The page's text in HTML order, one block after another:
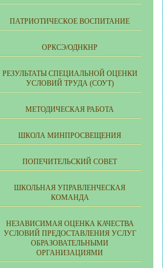
ПАТРИОТИЧЕСКОЕ ВОСПИТАНИЕ
ОРКСЭ/ОДНКНР
РЕЗУЛЬТАТЫ СПЕЦИАЛЬНОЙ ОЦЕНКИ
УСЛОВИЙ ТРУДА (СОУТ)
МЕТОДИЧЕСКАЯ РАБОТА
ШКОЛА МИНПРОСВЕЩЕНИЯ
ПОПЕЧИТЕЛЬСКИЙ СОВЕТ
ШКОЛЬНАЯ УПРАВЛЕНЧЕСКАЯ
КОМАНДА
НЕЗАВИСИМАЯ ОЦЕНКА КАЧЕСТВА
УСЛОВИЙ ПРЕДОСТАВЛЕНИЯ УСЛУГ
ОБРАЗОВАТЕЛЬНЫМИ
ОРГАНИЗАЦИЯМИ